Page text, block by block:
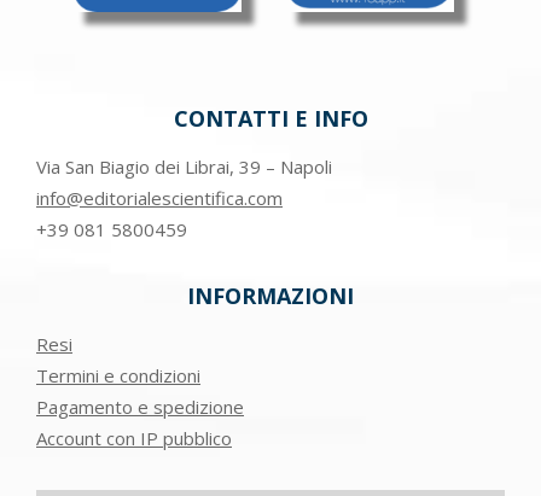
CONTATTI E INFO
Via San Biagio dei Librai, 39 – Napoli
info@editorialescientifica.com
+39 081 5800459
INFORMAZIONI
Resi
Termini e condizioni
Pagamento e spedizione
Account con IP pubblico